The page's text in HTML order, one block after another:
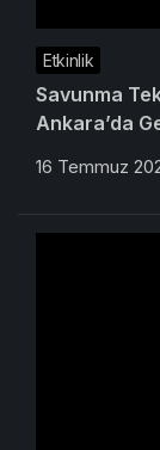
Etkinlik
Savunma
Ankara’da
16 Temmuz